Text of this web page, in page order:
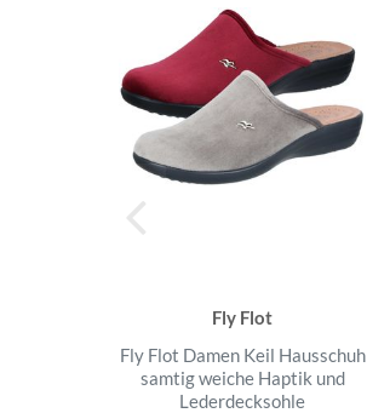
Fly Flot
Fly Flot Damen Keil Hausschuh
samtig weiche Haptik und
Lederdecksohle